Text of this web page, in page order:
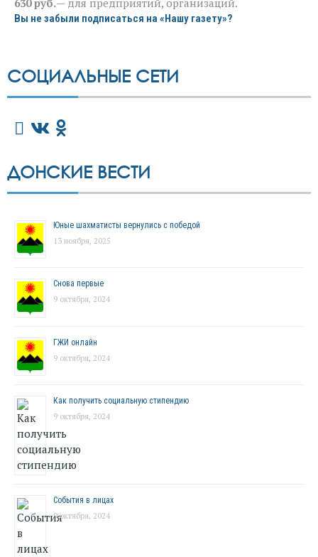
Вы не забыли подписаться на «Нашу газету»?
СОЦИАЛЬНЫЕ СЕТИ
ДОНСКИЕ ВЕСТИ
Юные шахматисты вернулись с победой
13 ноября, 2025
Снова первые
9 октября, 2024
ГЖИ онлайн
9 октября, 2024
Как получить социальную стипендию
9 октября, 2024
События в лицах
9 октября, 2024